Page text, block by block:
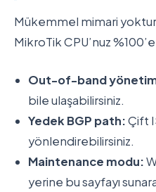
Mükemmel mimari
MikroTik CPU’nuz
Out-of-band
bile ulaşabilirsiniz.
Yedek BGP path:Çift
yönlendirebilirsiniz.
Maintenance modu:
yerine bu sayfayı